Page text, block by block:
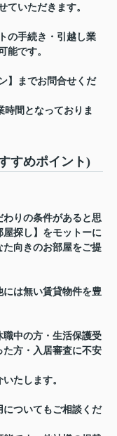
ていただきます。
の手続き・引越し業
能です。
】までお問合せくだ
時間となっておりま
すめポイント)
りの条件があると思
探し】をモットーに
向きのお部屋をご提
は無い賃貸物件を豊
中の方・生活保護受
方・入居審査に不安
たします。
ついてもご相談くだ